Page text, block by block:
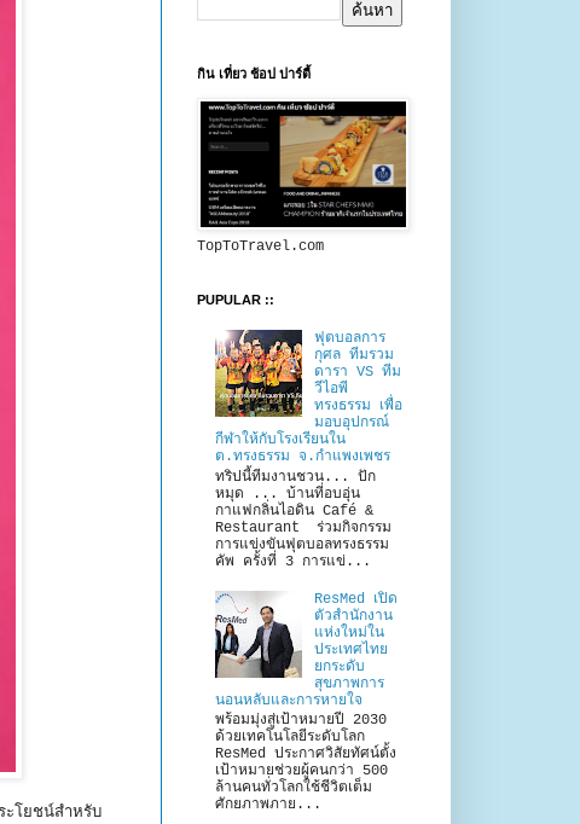
โยชน์สำหรับ
กิน เที่ยว ช้อป ปาร์ตี้
TopToTravel.com
PUPULAR ::
ฟุตบอลการ
กุศล ทีมรวม
ดารา VS ทีม
วีไอพี
ทรงธรรม เพื่อ
มอบอุปกรณ์
กีฬาให้กับโรงเรียนใน
ต.ทรงธรรม จ.กำแพงเพชร
ทริปนี้ทีมงานชวน... ปัก
หมุด ... บ้านที่อบอุ่น
กาแฟกลิ่นไอดิน Café &
Restaurant ร่วมกิจกรรม
การแข่งขันฟุตบอลทรงธรรม
คัพ ครั้งที่ 3 การแข่...
ResMed เปิด
ตัวสำนักงาน
แห่งใหม่ใน
ประเทศไทย
ยกระดับ
สุขภาพการ
นอนหลับและการหายใจ
พร้อมมุ่งสู่เป้าหมายปี 2030
ด้วยเทคโนโลยีระดับโลก
ResMed ประกาศวิสัยทัศน์ตั้ง
เป้าหมายช่วยผู้คนกว่า 500
ล้านคนทั่วโลกใช้ชีวิตเต็ม
ศักยภาพภาย...